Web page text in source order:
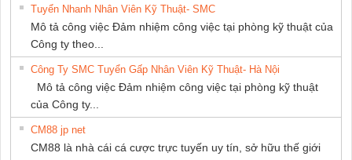
Tuyển Nhanh Nhân Viên Kỹ Thuật- SMC
Mô tả công việc Đảm nhiệm công việc tại phòng kỹ thuật của
Công ty theo...
Công Ty SMC Tuyển Gấp Nhân Viên Kỹ Thuật- Hà Nội
Mô tả công việc Đảm nhiệm công việc tại phòng kỹ thuật
của Công ty...
CM88 jp net
CM88 là nhà cái cá cược trực tuyến uy tín, sở hữu thế giới